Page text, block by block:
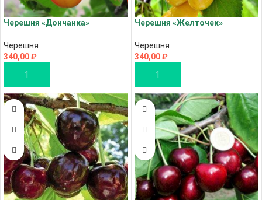
Черешня «Дончанка»
Черешня
340,00₽
В КОРЗИНУ
Черешня «Желточек»
Черешня
340,00₽
В КОРЗИНУ